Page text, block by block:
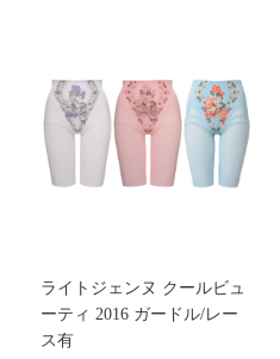
ライトジェンヌ クールビュ
ーティ 2016 ガードル/レー
ス有